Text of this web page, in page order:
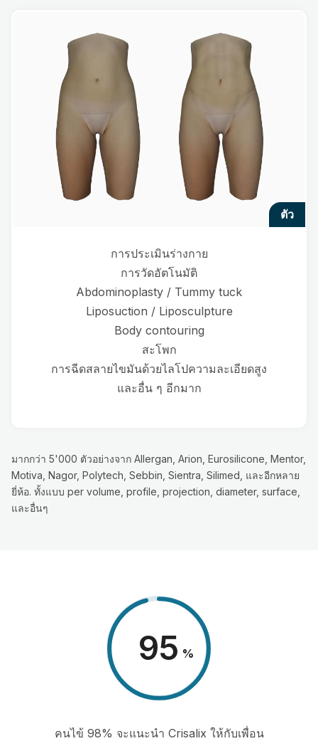
ตัว
การประเมินร่างกาย
การวัดอัตโนมัติ
Abdominoplasty / Tummy tuck
Liposuction / Liposculpture
Body contouring
สะโพก
การฉีดสลายไขมันด้วยไลโปความละเอียดสูง
และอื่น ๆ อีกมาก
มากกว่า 5'000 ตัวอย่างจาก Allergan, Arion, Eurosilicone, Mentor,
Motiva, Nagor, Polytech, Sebbin, Sientra, Silimed, และอีกหลาย
ยี่ห้อ. ทั้งแบบ per volume, profile, projection, diameter, surface,
และอื่นๆ
98 %
คนไข้ 98% จะแนะนำ Crisalix ให้กับเพื่อน